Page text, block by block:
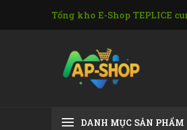
Tổng kho E-Shop TEPLICE
DANH MỤC SẢN PHẨM